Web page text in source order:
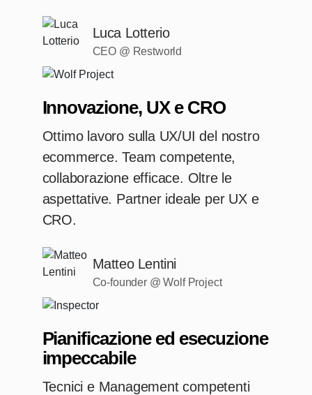
Luca Lotterio
CEO @ Restworld
Innovazione, UX e CRO
Ottimo lavoro sulla UX/UI del nostro
ecommerce. Team competente,
collaborazione efficace. Oltre le
aspettative. Partner ideale per UX e
CRO.
Matteo Lentini
Co-founder @ Wolf Project
Pianificazione ed esecuzione
impeccabile
Tecnici e Management competenti